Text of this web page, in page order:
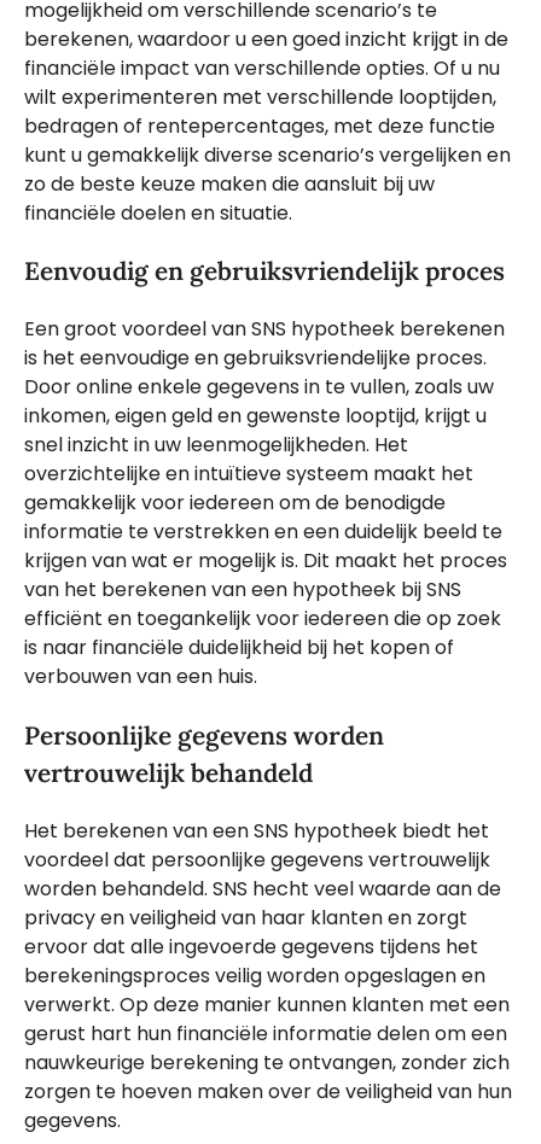
mogelijkheid om verschillende scenario’s te
berekenen, waardoor u een goed inzicht krijgt in de
financiële impact van verschillende opties. Of u nu
wilt experimenteren met verschillende looptijden,
bedragen of rentepercentages, met deze functie
kunt u gemakkelijk diverse scenario’s vergelijken en
zo de beste keuze maken die aansluit bij uw
financiële doelen en situatie.
Eenvoudig en gebruiksvriendelijk proces
Een groot voordeel van SNS hypotheek berekenen
is het eenvoudige en gebruiksvriendelijke proces.
Door online enkele gegevens in te vullen, zoals uw
inkomen, eigen geld en gewenste looptijd, krijgt u
snel inzicht in uw leenmogelijkheden. Het
overzichtelijke en intuïtieve systeem maakt het
gemakkelijk voor iedereen om de benodigde
informatie te verstrekken en een duidelijk beeld te
krijgen van wat er mogelijk is. Dit maakt het proces
van het berekenen van een hypotheek bij SNS
efficiënt en toegankelijk voor iedereen die op zoek
is naar financiële duidelijkheid bij het kopen of
verbouwen van een huis.
Persoonlijke gegevens worden
vertrouwelijk behandeld
Het berekenen van een SNS hypotheek biedt het
voordeel dat persoonlijke gegevens vertrouwelijk
worden behandeld. SNS hecht veel waarde aan de
privacy en veiligheid van haar klanten en zorgt
ervoor dat alle ingevoerde gegevens tijdens het
berekeningsproces veilig worden opgeslagen en
verwerkt. Op deze manier kunnen klanten met een
gerust hart hun financiële informatie delen om een
nauwkeurige berekening te ontvangen, zonder zich
zorgen te hoeven maken over de veiligheid van hun
gegevens.